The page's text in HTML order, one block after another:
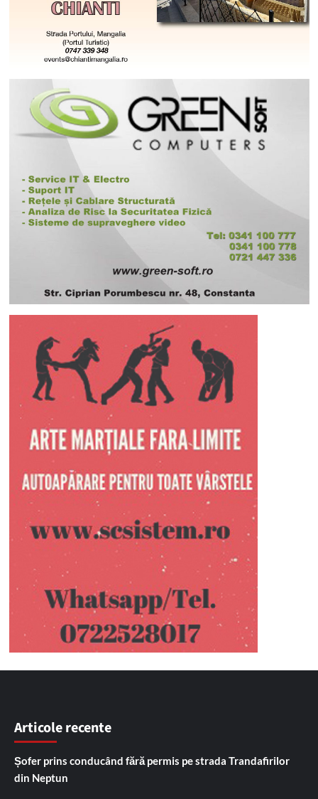
Articole recente
Șofer prins conducând fără permis pe strada Trandafirilor
din Neptun